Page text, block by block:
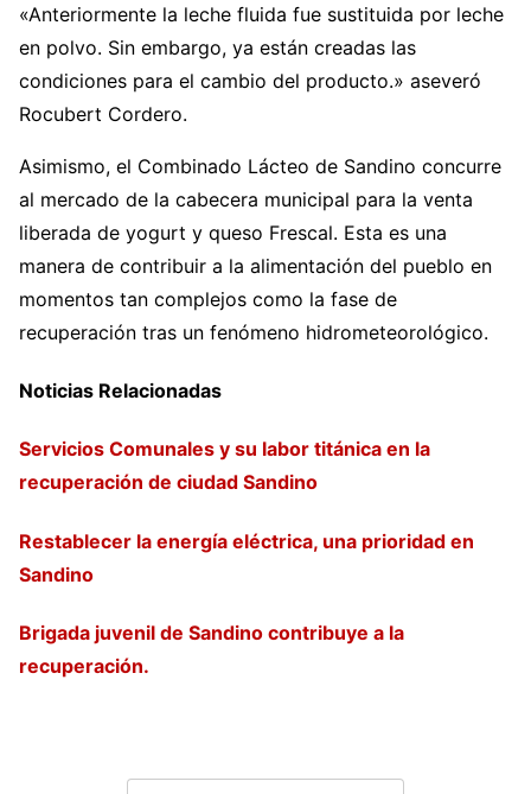
«Anteriormente la leche fluida fue sustituida por leche
en polvo. Sin embargo, ya están creadas las
condiciones para el cambio del producto.» aseveró
Rocubert Cordero.
Asimismo, el Combinado Lácteo de Sandino concurre
al mercado de la cabecera municipal para la venta
liberada de yogurt y queso Frescal. Esta es una
manera de contribuir a la alimentación del pueblo en
momentos tan complejos como la fase de
recuperación tras un fenómeno hidrometeorológico.
Noticias Relacionadas
Servicios Comunales y su labor titánica en la
recuperación de ciudad Sandino
Restablecer la energía eléctrica, una prioridad en
Sandino
Brigada juvenil de Sandino contribuye a la
recuperación.